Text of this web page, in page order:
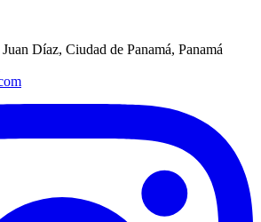
Díaz, Ciudad de Panamá, Panamá